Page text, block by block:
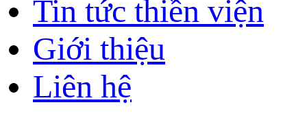
Tin tức thiền viện
Giới thiệu
Liên hệ